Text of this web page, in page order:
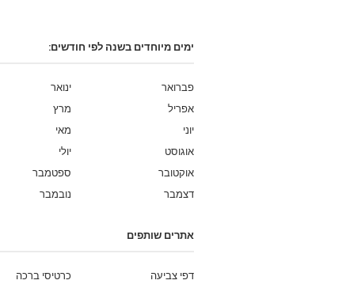
ימים מיוחדים בשנה לפי חודשים:
ינואר
פברואר
מרץ
אפריל
מאי
יוני
יולי
אוגוסט
ספטמבר
אוקטובר
נובמבר
דצמבר
אתרים שותפים
כרטיסי ברכה דפי צביעה